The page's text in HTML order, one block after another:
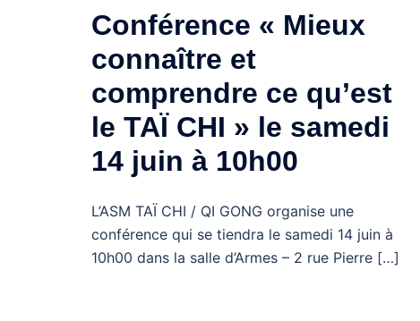
Conférence « Mieux
connaître et
comprendre ce qu’est
le TAÏ CHI » le samedi
14 juin à 10h00
L’ASM TAÏ CHI / QI GONG organise une
conférence qui se tiendra le samedi 14 juin à
10h00 dans la salle d’Armes – 2 rue Pierre […]